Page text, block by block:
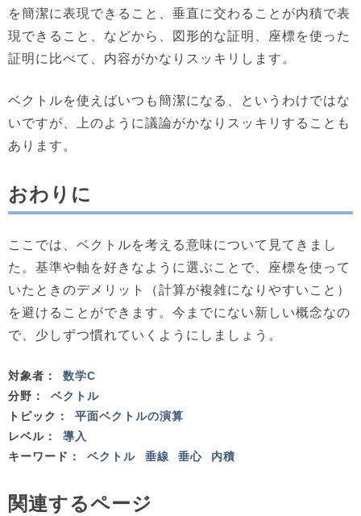
を簡潔に表現できること、垂直に交わることが内積で表
現できること、などから、図形的な証明、座標を使った
証明に比べて、内容がかなりスッキリします。
ベクトルを使えばいつも簡潔になる、というわけではな
いですが、上のように議論がかなりスッキリすることも
あります。
おわりに
ここでは、ベクトルを考える意味について見てきまし
た。基準や軸を好きなように選ぶことで、座標を使って
いたときのデメリット（計算が複雑になりやすいこと）
を避けることができます。今までにない新しい概念なの
で、少しずつ慣れていくようにしましょう。
対象者：
数学C
分野：
ベクトル
トピック：
平面ベクトルの演算
レベル：
導入
キーワード：
ベクトル 垂線 垂心 内積
関連するページ